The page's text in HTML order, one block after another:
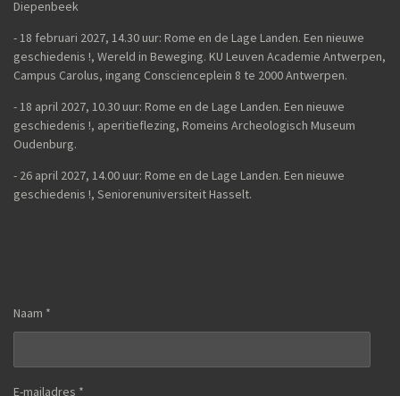
Diepenbeek
- 18 februari 2027, 14.30 uur: Rome en de Lage Landen. Een nieuwe
geschiedenis !, Wereld in Beweging. KU Leuven Academie Antwerpen,
Campus Carolus, ingang Conscienceplein 8 te 2000 Antwerpen.
- 18 april 2027, 10.30 uur: Rome en de Lage Landen. Een nieuwe
geschiedenis !, aperitieflezing, Romeins Archeologisch Museum
Oudenburg.
- 26 april 2027, 14.00 uur: Rome en de Lage Landen. Een nieuwe
geschiedenis !, Seniorenuniversiteit Hasselt.
Naam *
E-mailadres *